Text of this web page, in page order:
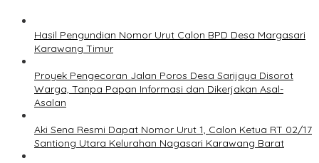
Hasil Pengundian Nomor Urut Calon BPD Desa Margasari
Karawang Timur
Proyek Pengecoran Jalan Poros Desa Sarijaya Disorot
Warga, Tanpa Papan Informasi dan Dikerjakan Asal-
Asalan
Aki Sena Resmi Dapat Nomor Urut 1, Calon Ketua RT 02/17
Santiong Utara Kelurahan Nagasari Karawang Barat